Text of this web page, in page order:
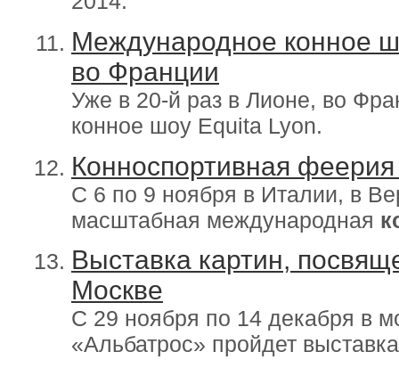
Международное конное
во Франции
Уже в 20-й раз в Лионе, во
конное шоу Equita Lyon.
Конноспортивная
С 6 по 9 ноября в Италии, в
масштабная международная
Выставка картин,
Москве
C 29 ноября по 14 декабря в
«Альбатрос» пройдет